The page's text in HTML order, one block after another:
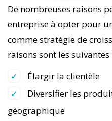
De nombreuses raisons
entreprise à opter pour
comme stratégie de
raisons sont les suivantes
Élargir la clientèle
Diversifier les
géographique